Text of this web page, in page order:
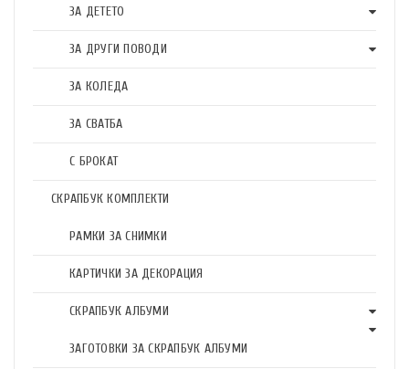
ЗА ДЕТЕТО
ЗА ДРУГИ ПОВОДИ
ЗА КОЛЕДА
ЗА СВАТБА
С БРОКАТ
СКРАПБУК КОМПЛЕКТИ
РАМКИ ЗА СНИМКИ
КАРТИЧКИ ЗА ДЕКОРАЦИЯ
СКРАПБУК АЛБУМИ
ЗАГОТОВКИ ЗА СКРАПБУК АЛБУМИ